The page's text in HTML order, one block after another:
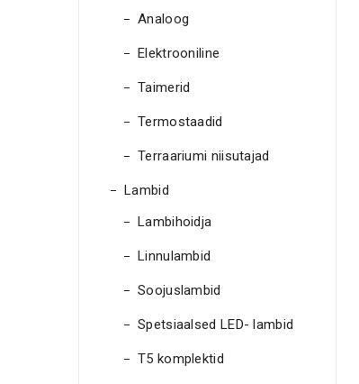
Analoog
Elektrooniline
Taimerid
Termostaadid
Terraariumi niisutajad
Lambid
Lambihoidja
Linnulambid
Soojuslambid
Spetsiaalsed LED- lambid
T5 komplektid